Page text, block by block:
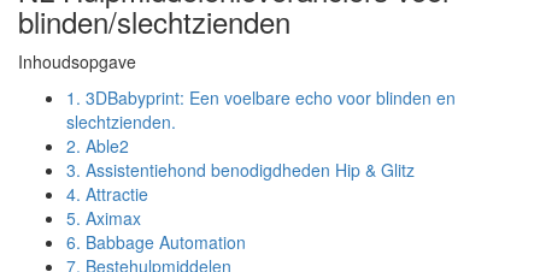
Spring
Social
media
blinden/slechtzienden
Inhoudsopgave
1. 3DBabyprint: Een voelbare echo voor blinden en
slechtzienden.
2. Able2
3. Assistentiehond benodigdheden Hip & Glitz
4. Attractie
5. Aximax
6. Babbage Automation
7. Bestehulpmiddelen